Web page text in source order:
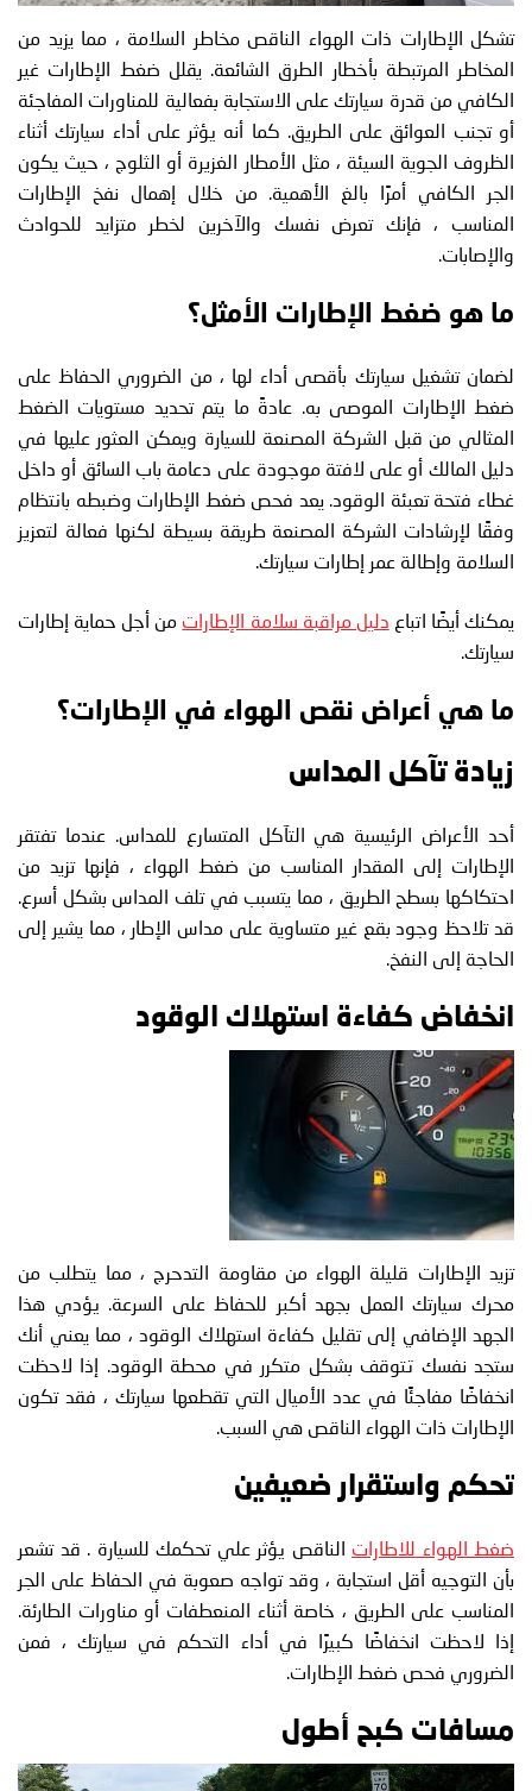
تشكل الإطارات ذات الهواء الناقص مخاطر السلامة ، مما يزيد من
المخاطر المرتبطة بأخطار الطرق الشائعة. يقلل ضغط الإطارات غير
الكافي من قدرة سيارتك على الاستجابة بفعالية للمناورات المفاجئة
أو تجنب العوائق على الطريق. كما أنه يؤثر على أداء سيارتك أثناء
الظروف الجوية السيئة ، مثل الأمطار الغزيرة أو الثلوج ، حيث يكون
الجر الكافي أمرًا بالغ الأهمية. من خلال إهمال نفخ الإطارات
المناسب ، فإنك تعرض نفسك والآخرين لخطر متزايد للحوادث
والإصابات.
ما هو ضغط الإطارات الأمثل؟
لضمان تشغيل سيارتك بأقصى أداء لها ، من الضروري الحفاظ على
ضغط الإطارات الموصى به. عادةً ما يتم تحديد مستويات الضغط
المثالي من قبل الشركة المصنعة للسيارة ويمكن العثور عليها في
دليل المالك أو على لافتة موجودة على دعامة باب السائق أو داخل
غطاء فتحة تعبئة الوقود. يعد فحص ضغط الإطارات وضبطه بانتظام
وفقًا لإرشادات الشركة المصنعة طريقة بسيطة لكنها فعالة لتعزيز
السلامة وإطالة عمر إطارات سيارتك.
يمكنك أيضًا اتباع دليل مراقبة سلامة الإطاراتمن أجل حماية إطارات
سيارتك.
ما هي أعراض نقص الهواء في الإطارات؟
زيادة تآكل المداس
أحد الأعراض الرئيسية هي التآكل المتسارع للمداس. عندما تفتقر
الإطارات إلى المقدار المناسب من ضغط الهواء ، فإنها تزيد من
احتكاكها بسطح الطريق ، مما يتسبب في تلف المداس بشكل أسرع.
قد تلاحظ وجود بقع غير متساوية على مداس الإطار ، مما يشير إلى
الحاجة إلى النفخ.
انخفاض كفاءة استهلاك الوقود
تزيد الإطارات قليلة الهواء من مقاومة التدحرج ، مما يتطلب من
محرك سيارتك العمل بجهد أكبر للحفاظ على السرعة. يؤدي هذا
الجهد الإضافي إلى تقليل كفاءة استهلاك الوقود ، مما يعني أنك
ستجد نفسك تتوقف بشكل متكرر في محطة الوقود. إذا لاحظت
انخفاضًا مفاجئًا في عدد الأميال التي تقطعها سيارتك ، فقد تكون
الإطارات ذات الهواء الناقص هي السبب.
تحكم واستقرار ضعيفين
ضغط الهواء للاطارات الناقص يؤثر علي تحكمك للسيارة . قد تشعر
بأن التوجيه أقل استجابة ، وقد تواجه صعوبة في الحفاظ على الجر
المناسب على الطريق ، خاصة أثناء المنعطفات أو مناورات الطارئة.
إذا لاحظت انخفاضًا كبيرًا في أداء التحكم في سيارتك ، فمن
الضروري فحص ضغط الإطارات.
مسافات كبح أطول